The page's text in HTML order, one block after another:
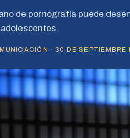
de pornografía puede
· 30 DE